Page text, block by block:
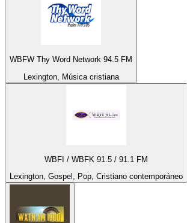
WBFW Thy Word Network 94.5 FM
Lexington, Música cristiana
WBFI / WBFK 91.5 / 91.1 FM
Lexington, Gospel, Pop, Cristiano contemporáneo